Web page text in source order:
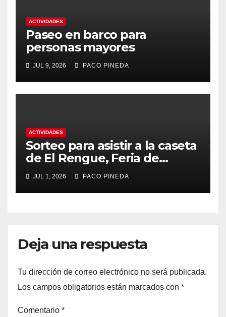
ACTIVIDADES
Paseo en barco para
personas mayores
JUL 9, 2026 PACO PINEDA
ACTIVIDADES
Sorteo para asistir a la caseta
de El Rengue, Feria de
Málaga 2026
JUL 1, 2026 PACO PINEDA
Deja una respuesta
Tu dirección de correo electrónico no será publicada.
Los campos obligatorios están marcados con *
Comentario *